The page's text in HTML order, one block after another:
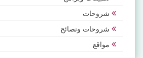
شروحات
شروحات ونصائح
مواقع